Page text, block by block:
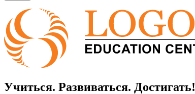
Учиться. Развиваться. Достигать!